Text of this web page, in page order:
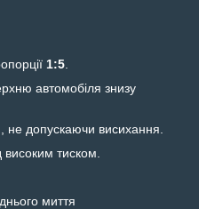
1:5
автомобіля знизу
допускаючи висихання.
тиском.
миття